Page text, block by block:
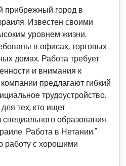
прибрежный город в
Известен своими
уровнем жизни.
в офисах, торговых
домах. Работа требует
и внимания к
предлагают гибкий
трудоустройство.
тех, кто ищет
образования.
Работа в Нетании."
работу с хорошими